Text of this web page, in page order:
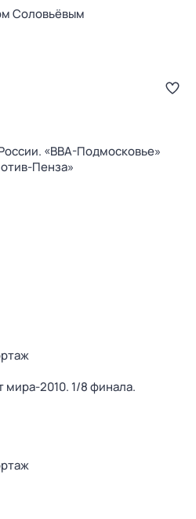
Соловьёвым
«ВВА-Подмосковье»
Пенза»
2010. 1/8 финала.